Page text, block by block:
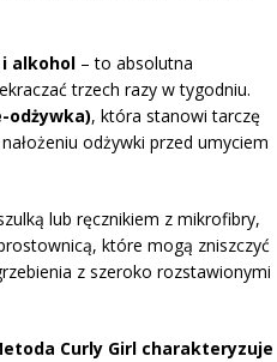
alkohol – to absolutna
trzech razy w tygodniu.
odżywka), która stanowi tarczę
odżywki przed umyciem
lub ręcznikiem z mikrofibry,
które mogą zniszczyć
z szeroko rozstawionymi
Curly Girl charakteryzuje